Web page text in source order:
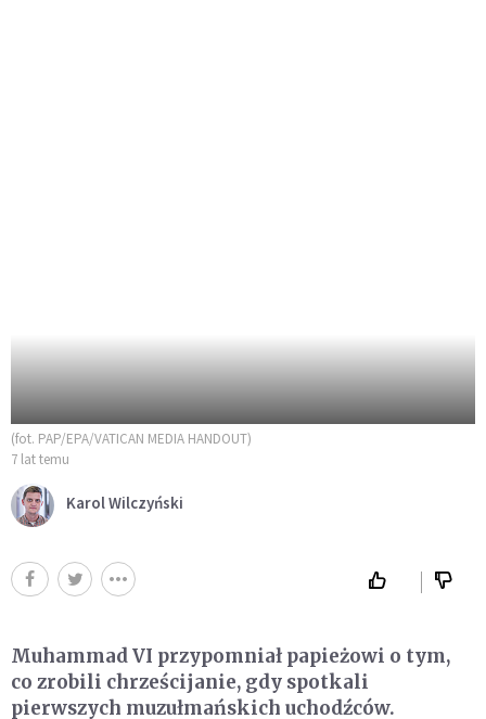
(fot. PAP/EPA/VATICAN MEDIA HANDOUT)
7 lat temu
Karol Wilczyński
Muhammad VI przypomniał papieżowi o tym,
co zrobili chrześcijanie, gdy spotkali
pierwszych muzułmańskich uchodźców.